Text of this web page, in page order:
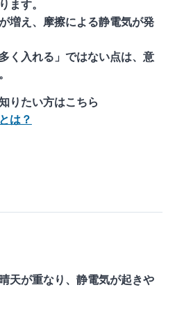
ます。
増え、摩擦による静電気が発
く入れる」ではない点は、意
りたい方はこちら
は？
天が重なり、静電気が起きや